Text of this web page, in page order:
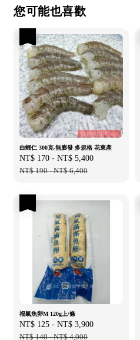
您可能也喜歡
白蝦仁 300克-無膨發 多規格 花東產
Sale
price
NT$ 170 - NT$ 5,400
NT$ 190-NT$ 6,400
福氣魚卵M 120g上/條
Sale
price
NT$ 125 - NT$ 3,900
NT$ 140-NT$ 4,000